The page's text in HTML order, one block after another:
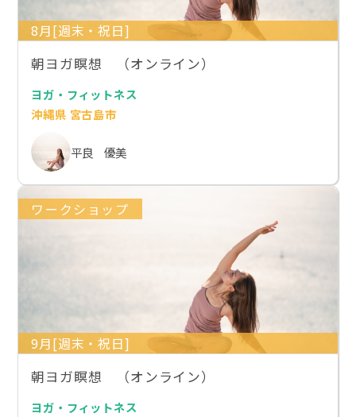
8月[週末・祝日]
朝ヨガ瞑想 （オンライン）
ヨガ・フィットネス
沖縄県 宮古島市
平良 優美
ワークショップ
9月[週末・祝日]
朝ヨガ瞑想 （オンライン）
ヨガ・フィットネス